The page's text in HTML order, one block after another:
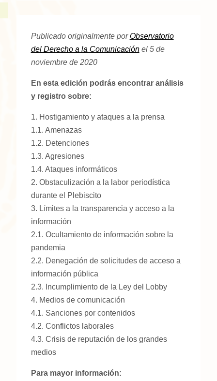
Publicado originalmente porObservatorio
del Derecho a la Comunicaciónel 5 de
noviembre de 2020
En esta edición podrás encontrar análisis
y registro sobre:
1. Hostigamiento y ataques a la prensa
1.1. Amenazas
1.2. Detenciones
1.3. Agresiones
1.4. Ataques informáticos
2. Obstaculización a la labor periodística
durante el Plebiscito
3. Límites a la transparencia y acceso a la
información
2.1. Ocultamiento de información sobre la
pandemia
2.2. Denegación de solicitudes de acceso a
información pública
2.3. Incumplimiento de la Ley del Lobby
4. Medios de comunicación
4.1. Sanciones por contenidos
4.2. Conflictos laborales
4.3. Crisis de reputación de los grandes
medios
Para mayor información: